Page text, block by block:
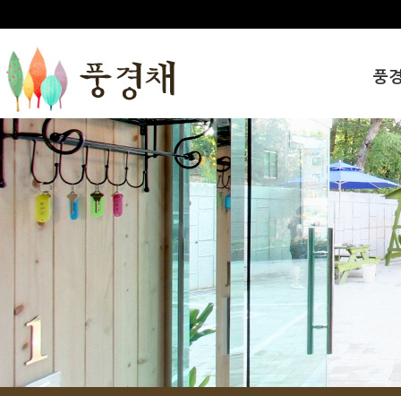
풍
인사
풍경
오시